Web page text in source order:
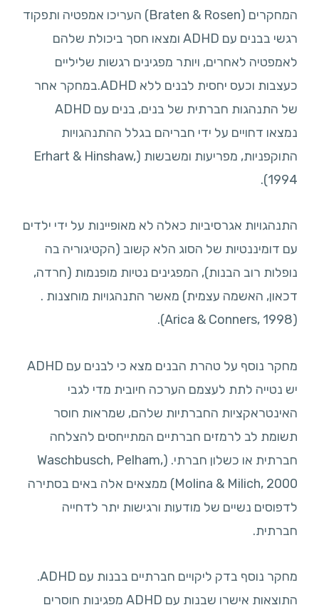
המחקרים (Braten & Rosen) העריכו אמפטיה ותפקוד
רגשי בבנים עם ADHD ומצאו חסך ביכולת שלהם
לאמפטיה לאחרים, ויותר מפגינים רגשות שליליים
כעצבות וכעס יחסית לבנים ללא ADHD.במחקר אחר
של התנהגות חברתית של בנים, בנים עם ADHD
נמצאו דחויים על ידי חבריהם בגלל ההתנהגויות
התוקפניות, מפריעות ומשבשות (Erhart & Hinshaw,
1994).
התנהגויות אגרסיביות כאלה לא מאופיינות על ידי ילדים
עם דומיננטיות של הסוג הלא קשוב (הקטיגוריה בה
נופלות רוב הבנות), המפגינים נטיות מופנמות (חרדה,
דכאון, האשמה עצמית) מאשר התנהגויות מוחצנות .
(Arica & Conners, 1998).
מחקר נוסף על טהרת הבנים מצא כי לבנים עם ADHD
יש נטייה לתת לעצמם הערכה חיובית מדי לגבי
האינטראקציות החברתיות שלהם, שמראות חוסר
תשומת לב לרמזים חברתיים המתייחסים להצלחה
חברתית או כשלון חברתי. (Waschbusch, Pelham,
Molina & Milich, 2000) ממצאים אלה באים בסתירה
לדפוסים נשיים של מודעות ורגישות יתר לדחייה
חברתית.
מחקר נוסף בדק ליקויים חברתיים בבנות עם ADHD.
התוצאות אישרו שבנות עם ADHD מפגינות חוסרים